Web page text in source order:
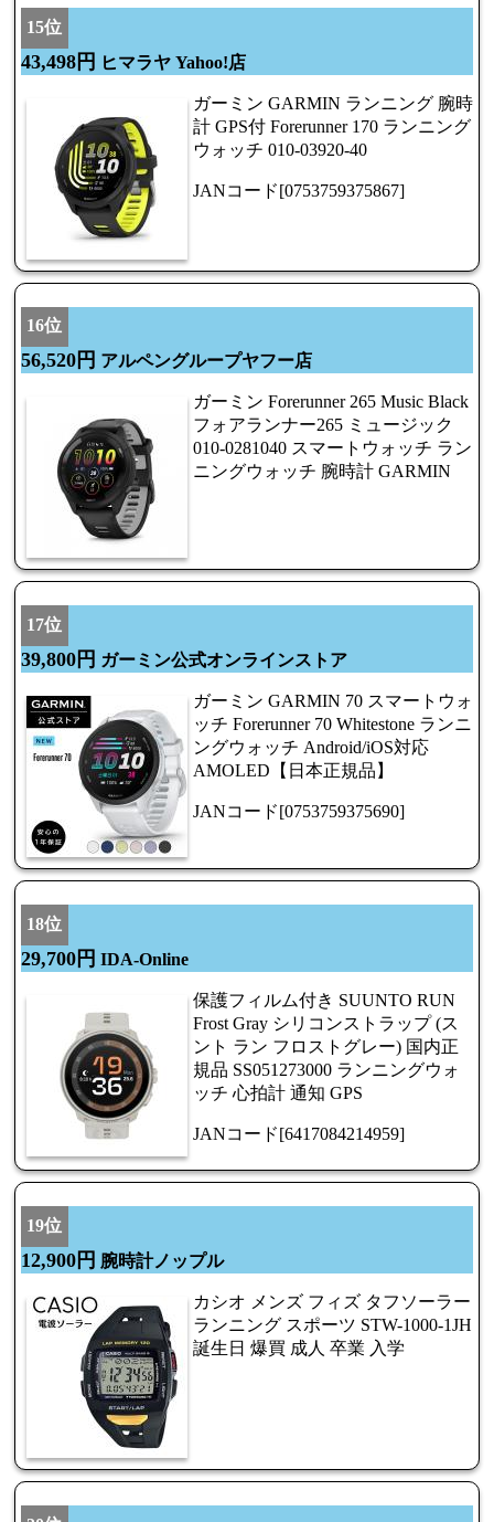
15位
43,498円 ヒマラヤ Yahoo!店
ガーミン GARMIN ランニング 腕時
計 GPS付 Forerunner 170 ランニング
ウォッチ 010-03920-40
JANコード[0753759375867]
16位
56,520円 アルペングループヤフー店
ガーミン Forerunner 265 Music Black
フォアランナー265 ミュージック
010-0281040 スマートウォッチ ラン
ニングウォッチ 腕時計 GARMIN
17位
39,800円 ガーミン公式オンラインストア
ガーミン GARMIN 70 スマートウォ
ッチ Forerunner 70 Whitestone ランニ
ングウォッチ Android/iOS対応
AMOLED【日本正規品】
JANコード[0753759375690]
18位
29,700円 IDA-Online
保護フィルム付き SUUNTO RUN
Frost Gray シリコンストラップ (ス
ント ラン フロストグレー) 国内正
規品 SS051273000 ランニングウォ
ッチ 心拍計 通知 GPS
JANコード[6417084214959]
19位
12,900円 腕時計ノップル
カシオ メンズ フィズ タフソーラー
ランニング スポーツ STW-1000-1JH
誕生日 爆買 成人 卒業 入学